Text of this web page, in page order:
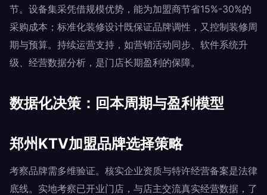
节。设备集采凭借规模优势，能为加盟商节省15%-30%的
采购成本；标准化装修设计既保证品牌调性，又控制装修周
期与预算。持续运营支持，如营销活动同步、软件系统升
级、经营数据分析，是门店长期盈利的保障。
数据化决策：回本周期与盈利模型
郑州KTV加盟品牌选择策略
考察品牌需多维验证。核实企业资质与特许经营备案是法律
底线。实地考察已开业门店，与店主交流真实经营数据，了